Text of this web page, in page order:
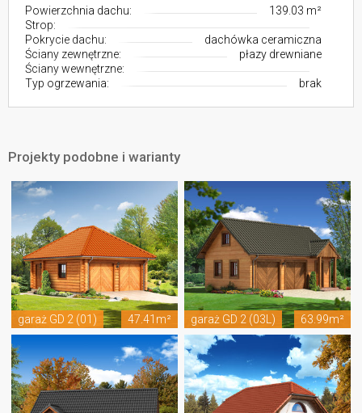
Powierzchnia dachu:
139.03 m²
Strop:
Pokrycie dachu:
dachówka ceramiczna
Ściany zewnętrzne:
płazy drewniane
Ściany wewnętrzne:
Typ ogrzewania:
brak
Projekty podobne i warianty
garaż GD 2 (01) 47.41m² garaż GD 2 (03L) 63.99m²